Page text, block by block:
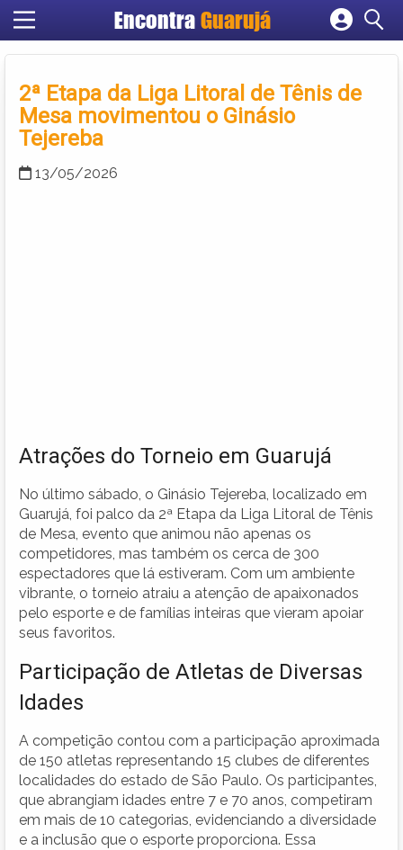
Encontra Guarujá
Cadastrar empresa
Criar conta
2ª Etapa da Liga Litoral de Tênis de
Mesa movimentou o Ginásio
Tejereba
13/05/2026
Atrações do Torneio em Guarujá
No último sábado, o Ginásio Tejereba, localizado em
Guarujá, foi palco da 2ª Etapa da Liga Litoral de Tênis
de Mesa, evento que animou não apenas os
competidores, mas também os cerca de 300
espectadores que lá estiveram. Com um ambiente
vibrante, o torneio atraiu a atenção de apaixonados
pelo esporte e de famílias inteiras que vieram apoiar
seus favoritos.
Participação de Atletas de Diversas
Idades
A competição contou com a participação aproximada
de 150 atletas representando 15 clubes de diferentes
localidades do estado de São Paulo. Os participantes,
que abrangiam idades entre 7 e 70 anos, competiram
em mais de 10 categorias, evidenciando a diversidade
e a inclusão que o esporte proporciona. Essa